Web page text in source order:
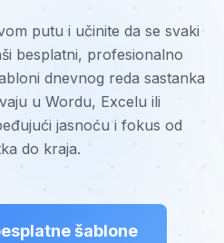
putu i učinite da se svaki
besplatni, profesionalno
dnevnog reda sastanka
u Wordu, Excelu ili
jasnoću i fokus od
do kraja.
šablone